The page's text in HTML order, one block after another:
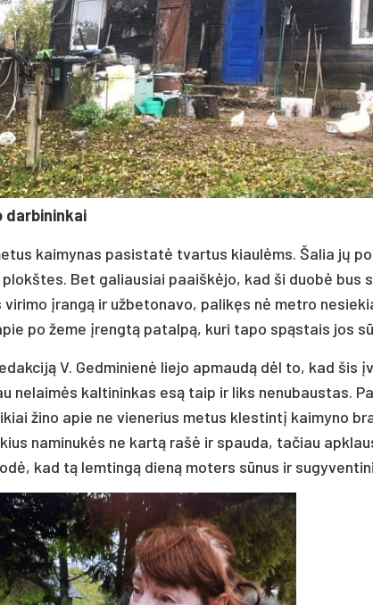
darbininkai
kaimynas pasistatė tvartus kiaulėms. Šalia jų
Bet galiausiai paaiškėjo, kad ši duobė bus
virimo įrangą ir užbetonavo, palikęs nė metro
po žeme įrengtą patalpą, kuri tapo spąstais jos
V. Gedminienė liejo apmaudą dėl to, kad šis
nelaimės kaltininkas esą taip ir liks nenubaustas.
žino apie ne vienerius metus klestintį kaimyno
naminukės ne kartą rašė ir spauda, tačiau
kad tą lemtingą dieną moters sūnus ir